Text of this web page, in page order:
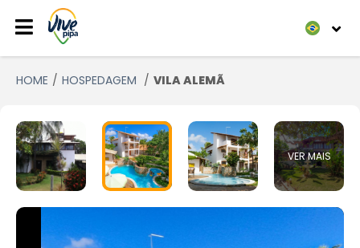
HOME HOSPEDAGEM VILA ALEMÃ
VER MAIS